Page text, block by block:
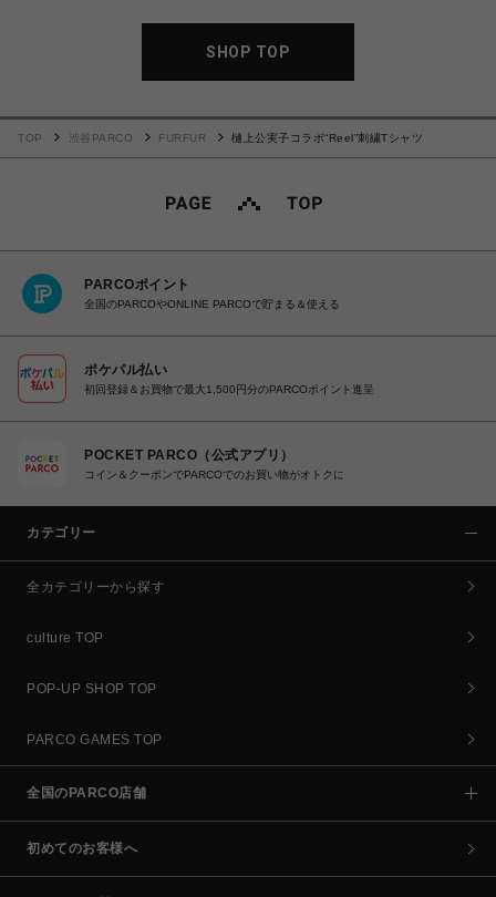
SHOP TOP
TOP 渋谷PARCO FURFUR 樋上公実子コラボ“Reel”刺繍Tシャツ
PARCOポイント
全国のPARCOやONLINE PARCOで貯まる＆使える
ポケパル払い
初回登録＆お買物で最大1,500円分のPARCOポイント進呈
POCKET PARCO（公式アプリ）
コイン＆クーポンでPARCOでのお買い物がオトクに
カテゴリー
全カテゴリーから探す
culture TOP
POP-UP SHOP TOP
PARCO GAMES TOP
全国のPARCO店舗
初めてのお客様へ